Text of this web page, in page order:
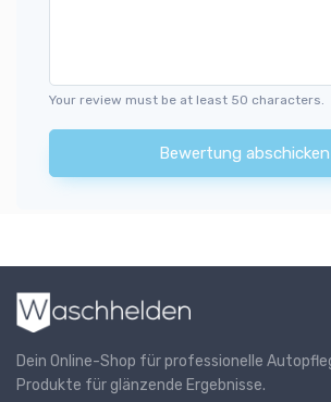
Your review must be at least 50 characters.
Bewertung abschicken
Dein Online-Shop für professionelle
Produkte für glänzende Ergebnisse.